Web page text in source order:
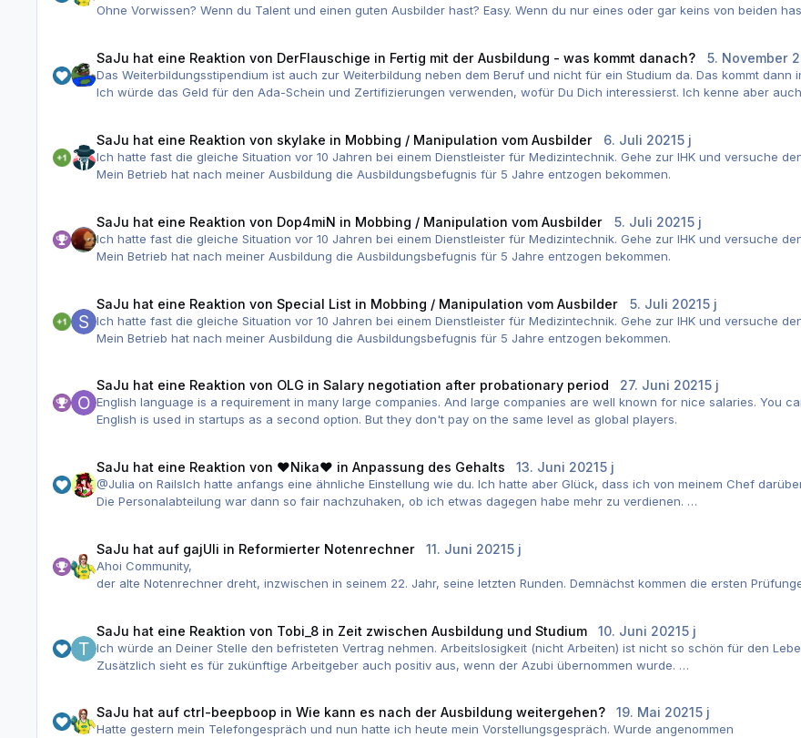
Ohne Vorwissen? Wenn du Talent und einen guten Ausbilder hast? Easy. Wenn du nur eines oder gar keins von beiden
Und zumindest ein Betrieb war ja der Meinung, dass du das Zeug dazu hast, ansonsten hätten sie dich ja nicht eingestellt
Also Kopf hoch, aufpassen und abwarten. Lass dich nicht entmutigen, lern immer schön mit und hab vor allem Spaß an
sämtliches Talent und Lernen nichts, denn dann ist das nicht der richtige Beruf für dich.
SaJu hat eine Reaktion von DerFlauschige in Fertig mit der Ausbildung - was kommt danach? 5. November
Das Weiterbildungsstipendium ist auch zur Weiterbildung neben dem Beruf und nicht für ein Studium da. Das kommt dann
Ich würde das Geld für den Ada-Schein und Zertifizierungen verwenden, wofür Du Dich interessierst. Ich kenne aber
SaJu hat eine Reaktion von skylake in Mobbing / Manipulation vom Ausbilder 6. Juli 20215 j
Ich hatte fast die gleiche Situation vor 10 Jahren bei einem Dienstleister für Medizintechnik. Gehe zur IHK und versuche
Mein Betrieb hat nach meiner Ausbildung die Ausbildungsbefugnis für 5 Jahre entzogen bekommen.
SaJu hat eine Reaktion von Dop4miN in Mobbing / Manipulation vom Ausbilder 5. Juli 20215 j
Ich hatte fast die gleiche Situation vor 10 Jahren bei einem Dienstleister für Medizintechnik. Gehe zur IHK und versuche
Mein Betrieb hat nach meiner Ausbildung die Ausbildungsbefugnis für 5 Jahre entzogen bekommen.
SaJu hat eine Reaktion von Special Listin Mobbing / Manipulation vom Ausbilder 5. Juli 20215 j
Ich hatte fast die gleiche Situation vor 10 Jahren bei einem Dienstleister für Medizintechnik. Gehe zur IHK und versuche
Mein Betrieb hat nach meiner Ausbildung die Ausbildungsbefugnis für 5 Jahre entzogen bekommen.
SaJu hat eine Reaktion von OLG in Salary negotiation after probationary period 27. Juni 20215 j
English language is a requirement in many large companies. And large companies are well known for nice salaries. You
English is used in startups as a second option. But they don't pay on the same level as global players.
SaJu hat eine Reaktion von ♥Nika♥ in Anpassung des Gehalts 13. Juni 20215 j
@Julia on RailsIch hatte anfangs eine ähnliche Einstellung wie du. Ich hatte aber Glück, dass ich von meinem Chef
Die Personalabteilung war dann so fair nachzuhaken, ob ich etwas dagegen habe mehr zu verdienen.
Ich bin auch eine Frau und gebe zu, dass ich früher eine ähnliche Einstellung hatte. Ich erlebe das auch bei anderen
SaJu hat auf gajUli in Reformierter Notenrechner 11. Juni 20215 j
Ahoi Community,
der alte Notenrechner dreht, inzwischen in seinem 22. Jahr, seine letzten Runden. Demnächst kommen die ersten
http://caesborn.de/pruefungspage/notenrechner_reformiert.html
Wer Anregungen hat oder Fehler findet (es würde mich wundern, wenn er schon perfekt wäre), bitte gern und
VG, Uli
SaJu hat eine Reaktion von Tobi_8in Zeit zwischen Ausbildung und Studium 10. Juni 20215 j
Ich würde an Deiner Stelle den befristeten Vertrag nehmen. Arbeitslosigkeit (nicht Arbeiten) ist nicht so schön für den
Zusätzlich sieht es für zukünftige Arbeitgeber auch positiv aus, wenn der Azubi übernommen wurde.
SaJu hat auf ctrl-beepboop in Wie kann es nach der Ausbildung weitergehen? 19. Mai 2021 5 j
Hatte gestern mein Telefongespräch und nun hatte ich heute mein Vorstellungsgespräch. Wurde angenommen